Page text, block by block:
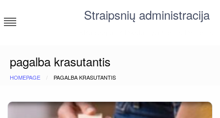
to
content
Straipsnių administracija
pagalba krasutantis
HOMEPAGE PAGALBA KRASUTANTIS